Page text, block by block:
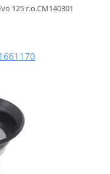
125 r.o.CM140301